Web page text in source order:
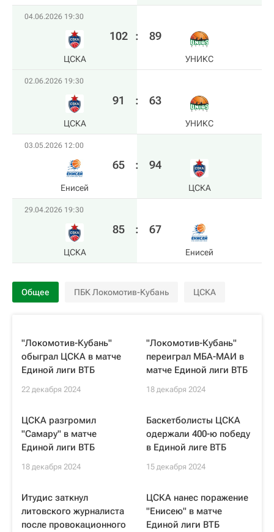
04.06.2026 19:30
ЦСКА
102 : 89
УНИКС
02.06.2026 19:30
ЦСКА
91 : 63
УНИКС
03.05.2026 12:00
Енисей
65 : 94
ЦСКА
29.04.2026 19:30
ЦСКА
85 : 67
Енисей
Общее ПБК Локомотив-Кубань ЦСКА
"Локомотив-Кубань"
обыграл ЦСКА в матче
Единой лиги ВТБ
22 декабря 2024
"Локомотив-Кубань"
переиграл МБА-МАИ в
матче Единой лиги ВТБ
18 декабря 2024
ЦСКА разгромил
"Самару" в матче
Единой лиги ВТБ
18 декабря 2024
Баскетболисты ЦСКА
одержали 400-ю победу
в Единой лиге ВТБ
15 декабря 2024
Итудис заткнул
литовского журналиста
после провокационного
ЦСКА нанес поражение
"Енисею" в матче
Единой лиги ВТБ